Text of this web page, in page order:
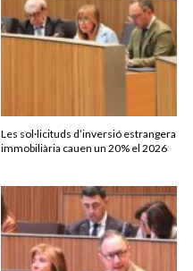
Les sol·licituds d’inversió estrangera
immobiliària cauen un 20% el 2026